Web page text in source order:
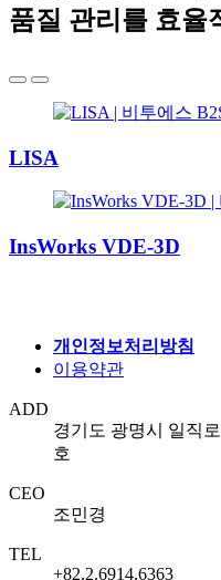
품질 관리를 효율
LISA
InsWorks VDE-3D
개인정보처리방침
이용약관
ADD
경기도 광명시 일직
호
CEO
조민경
TEL
+82.2.6914.6363